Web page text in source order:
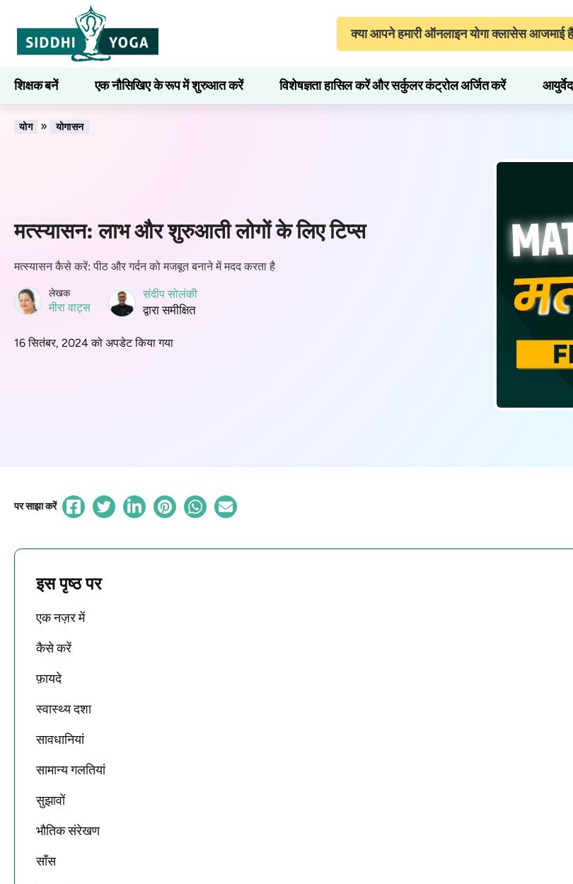
क्या आपने हमारी ऑनलाइन योगा क्लासेस आजमाई
शिक्षक बनें एक नौसिखिए के रूप में शुरुआत करें विशेषज्ञता हासिल करें और सर्कुलर कंट्रोल अर्जित करें
सीखना
योग » योगासन
मत्स्यासन: लाभ और शुरुआती लोगों के लिए टिप्स
मत्स्यासन कैसे करें: पीठ और गर्दन को मजबूत बनाने में मदद करता है
लेखक
मीरा वाट्स
संदीप सोलंकी
द्वारा समीक्षित
16 सितंबर, 2024 को अपडेट किया गया
पर साझा करें
इस पृष्ठ पर
एक नज़र में
कैसे करें
फ़ायदे
स्वास्थ्य दशा
सावधानियां
सामान्य गलतियां
सुझावों
भौतिक संरेखण
साँस